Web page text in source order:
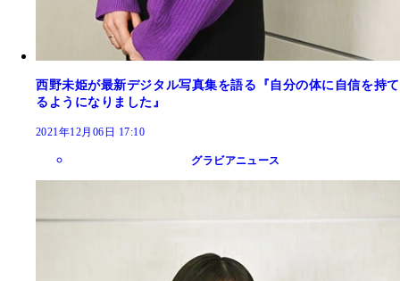
西野未姫が最新デジタル写真集を語る『自分の体に自信を持て
るようになりました』
2021年12月06日 17:10
グラビアニュース